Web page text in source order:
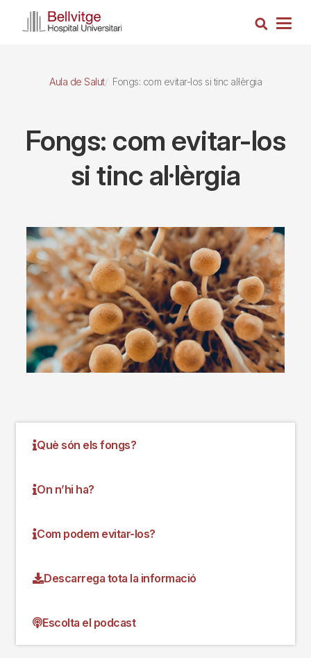
Cerca
Aula de Salut Fongs: com evitar-los si tinc al·lèrgia
Fongs: com evitar-los
si tinc al·lèrgia
Imagen
Què són els fongs?
On n’hi ha?
Com podem evitar-los?
Descarrega tota la informació
Escolta el podcast